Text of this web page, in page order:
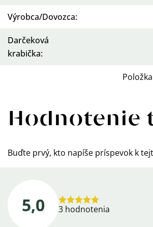
Výrobca/Dovozca:
Darčeková
krabička:
Hodnotenie
Buďte prvý, kto napíše príspevok k
5,0
Priemerné
3 hodnotenia